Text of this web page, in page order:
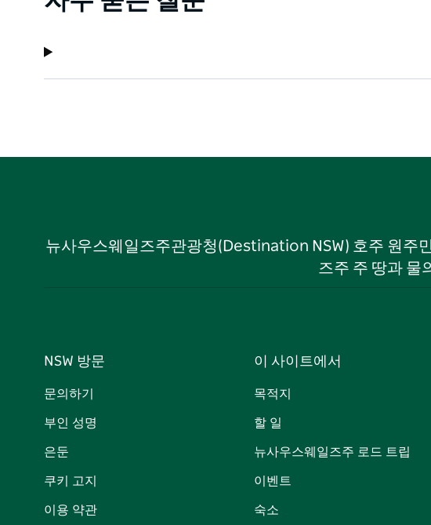
뉴사우스웨일즈주관광청(Destination NSW) 호주 원주
즈주 주 땅과 물
NSW 방문
문의하기
부인 성명
은둔
쿠키 고지
이용 약관
이 사이트에서
목적지
할 일
뉴사우스웨일즈주 로드 트립
이벤트
숙소